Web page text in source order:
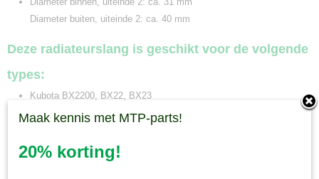
Diameter buiten, uiteinde 2: ca. 40 mm
Deze radiateurslang is geschikt voor de volgende
types:
Kubota BX2200, BX22, BX23
Minitractorparts.nl, uw leverancier voor
minitrekker onderdelen!
Maak kennis met MTP-parts!
20% korting!